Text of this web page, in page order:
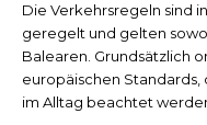
Die Verkehrsregeln sind
geregelt und gelten
Balearen. Grundsätzlich
europäischen
im Alltag beachtet